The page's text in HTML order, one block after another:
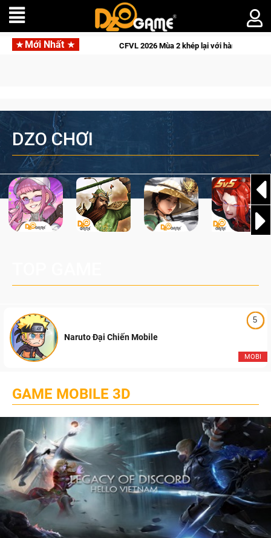
Mới Nhất
2026 Mùa 2 khép lại với hành trình đầy cảm xúc, Team Falcons lên ngôi vô
DZO CHƠI
5
MOBI
Naruto Đại Chiến Mobile
GAME MOBILE 3D